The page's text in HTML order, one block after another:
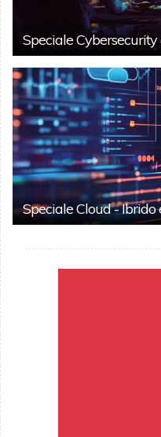
Speciale
Speciale Cloud -